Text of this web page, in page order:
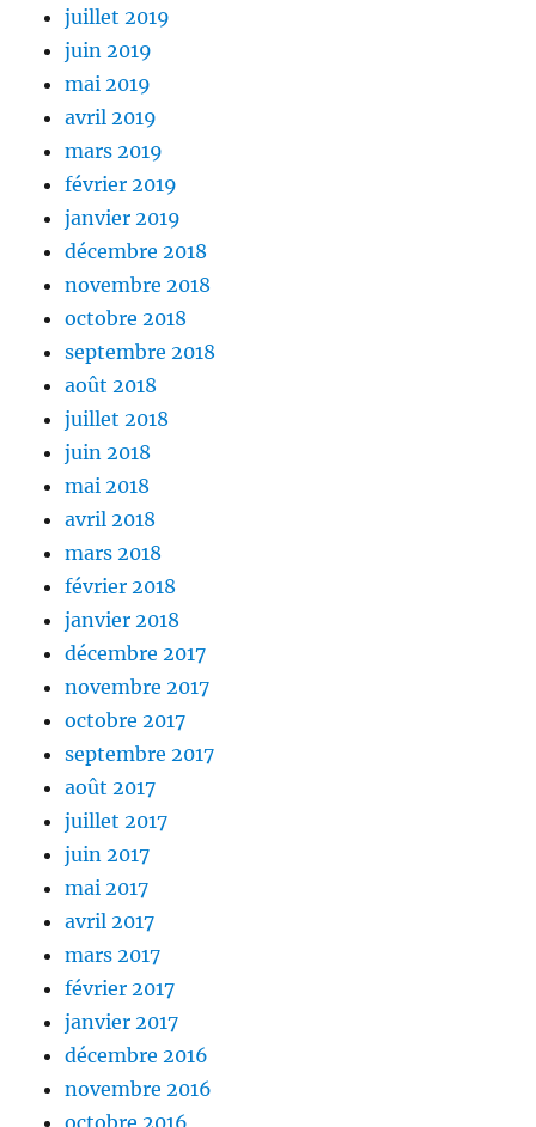
juillet 2019
juin 2019
mai 2019
avril 2019
mars 2019
février 2019
janvier 2019
décembre 2018
novembre 2018
octobre 2018
septembre 2018
août 2018
juillet 2018
juin 2018
mai 2018
avril 2018
mars 2018
février 2018
janvier 2018
décembre 2017
novembre 2017
octobre 2017
septembre 2017
août 2017
juillet 2017
juin 2017
mai 2017
avril 2017
mars 2017
février 2017
janvier 2017
décembre 2016
novembre 2016
octobre 2016